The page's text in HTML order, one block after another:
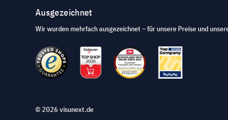
Ausgezeichnet
Wir wurden mehrfach ausgezeichnet – für unsere Preise und
© 2026 visunext.de